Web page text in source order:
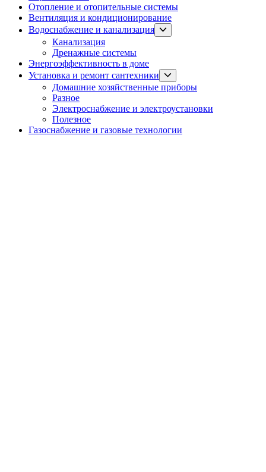
Отопление и отопительные системы
Вентиляция и кондиционирование
Водоснабжение и канализация
Show
sub
Канализация
Дренажные системы
Энергоэффективность в доме
Установка и ремонт сантехники
sub
menu
Домашние хозяйственные приборы
Разное
Электроснабжение и электроустановки
Полезное
Газоснабжение и газовые технологии